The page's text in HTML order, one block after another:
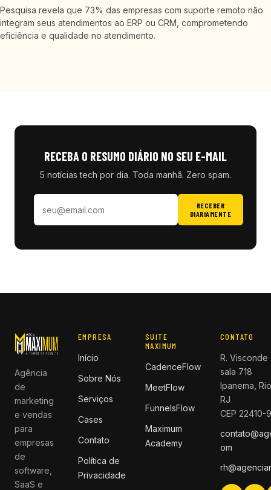
Pesquisa revela que 73% das empresas com suporte remoto não
integram seus atendimentos ao ERP ou CRM, comprometendo
eficiência e qualidade no atendimento.
RECEBA O RESUMO DIÁRIO NO SEU E-MAIL
5 notícias tech por dia. Toda manhã. Zero spam.
RECEBER
DIARIAMENTE
Agência
de
marketing
e vendas
para
empresas
de
software,
SaaS e
EMPRESA
Início
Sobre Nós
Serviços
Cases
Contato
Política de
Privacidade
SUITE
MAXIMUM
CadenceFlow
MeetFlow
FunnelsFlow
Maximum
Academy
CONTATO
R.
sala 718
Ipanema,
RJ
CEP 22410-
om